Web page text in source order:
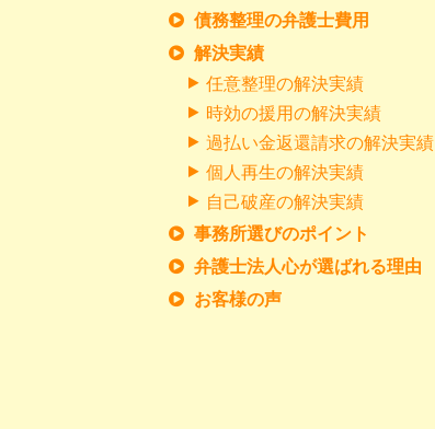
債務整理の弁護士費用
解決実績
任意整理の解決実績
時効の援用の解決実績
過払い金返還請求の解決実績
個人再生の解決実績
自己破産の解決実績
事務所選びのポイント
弁護士法人心が選ばれる理由
お客様の声